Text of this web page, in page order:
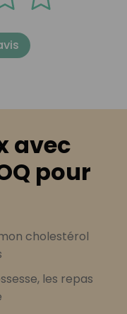
avec
pour
cholestérol
les repas